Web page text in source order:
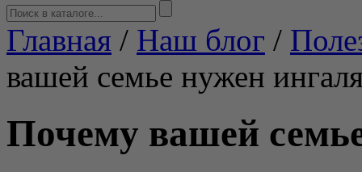
Главная / Наш блог /
вашей семье нужен
Почему вашей